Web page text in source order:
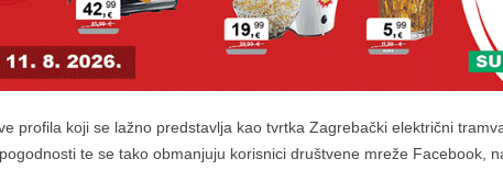
profila koji se lažno predstavlja kao tvrtka Zagrebački električni
te se tako obmanjuju korisnici društvene mreže Facebook,